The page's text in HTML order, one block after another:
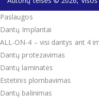
Paslaugos
Dantų Implantai
ALL-ON-4 – visi dantys ant 4
Dantų protezavimas
Dantų laminatės
Estetinis plombavimas
Dantų balinimas